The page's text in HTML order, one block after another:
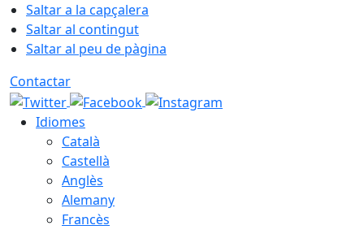
Saltar a la capçalera
Saltar al contingut
Saltar al peu de pàgina
Contactar
Idiomes
Català
Castellà
Anglès
Alemany
Francès